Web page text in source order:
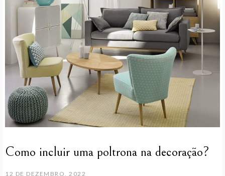
Como incluir uma poltrona na decoração?
12 DE DEZEMBRO, 2022